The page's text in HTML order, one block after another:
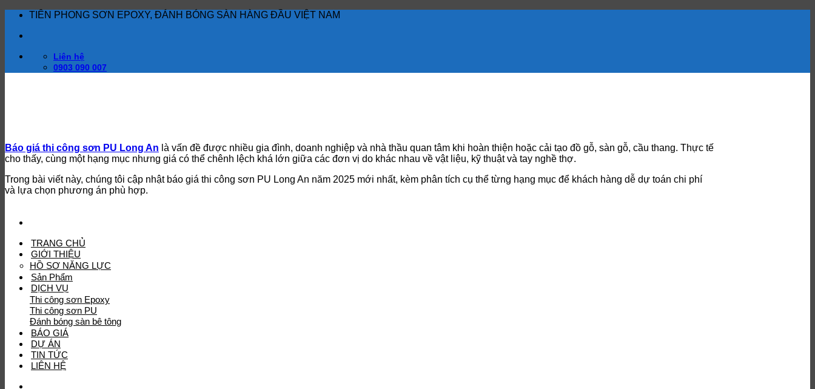
TIÊN PHONG SƠN EPOXY, ĐÁNH BÓNG SÀN HÀNG ĐẦU VIỆT NAM
Liên hệ
0903 090 007
TRANG CHỦ
GIỚI THIỆU
HỒ SƠ NĂNG LỰC
Sản Phẩm
DỊCH VỤ
Thi công sơn Epoxy
Thi công sơn PU
Đánh bóng sàn bê tông
BÁO GIÁ
DỰ ÁN
TIN TỨC
LIÊN HỆ
Báo giá thi công sơn PU Long An là vấn đề được nhiều gia đình, doanh nghiệp và nhà thầu quan tâm khi hoàn thiện hoặc cải tạo đồ gỗ, sàn gỗ, cầu thang. Thực tế
cho thấy, cùng một hạng mục nhưng giá có thể chênh lệch khá lớn giữa các đơn vị do khác nhau về vật liệu, kỹ thuật và tay nghề thợ.
Trong bài viết này, chúng tôi cập nhật báo giá thi công sơn PU Long An năm 2025 mới nhất, kèm phân tích cụ thể từng hạng mục để khách hàng dễ dự toán chi phí
và lựa chọn phương án phù hợp.